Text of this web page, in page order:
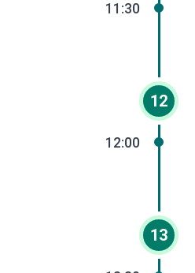
11:30
12
12:00
13